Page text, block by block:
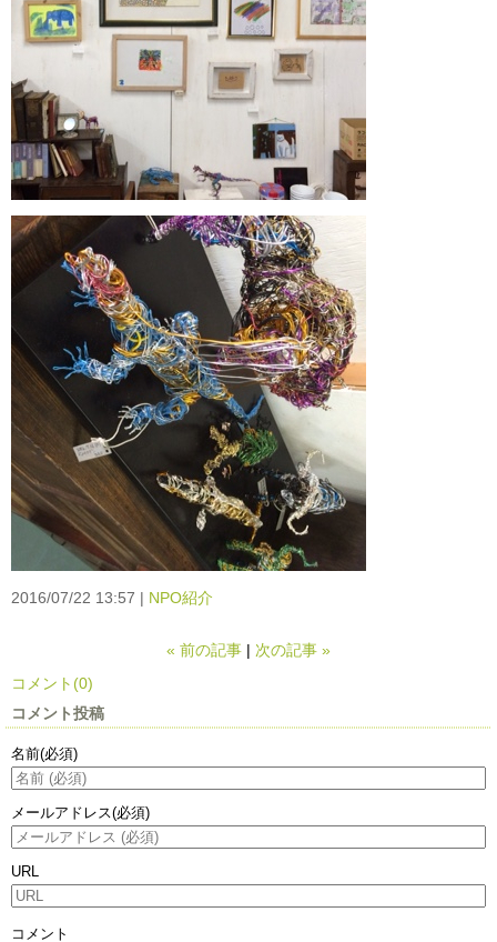
2016/07/22 13:57 NPO紹介
« 前の記事 次の記事 »
コメント(0)
コメント投稿
名前(必須)
メールアドレス(必須)
URL
コメント